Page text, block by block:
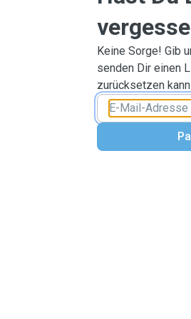
Keine Sorge! Gib
senden Dir einen
zurücksetzen